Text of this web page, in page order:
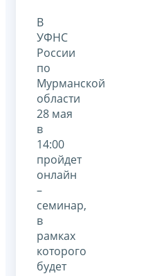
В
УФНС
России
по
Мурманской
области
28 мая
в
14:00
пройдет
онлайн
–
семинар,
в
рамках
которого
будет